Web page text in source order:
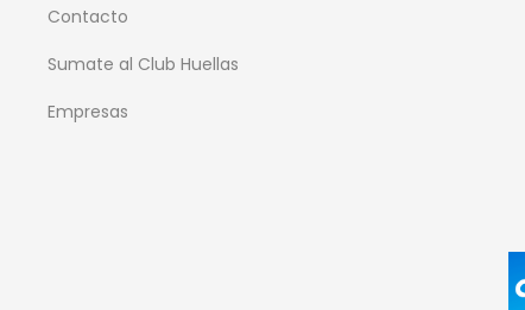
Contacto
Sumate al Club Huellas
Empresas